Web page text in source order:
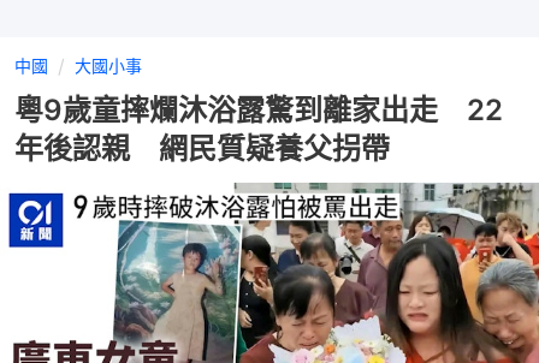
中國 大國小事
粵9歲童摔爛沐浴露驚到離家出走 22
年後認親 網民質疑養父拐帶